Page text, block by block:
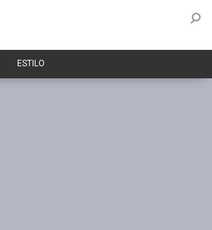
ESTILO